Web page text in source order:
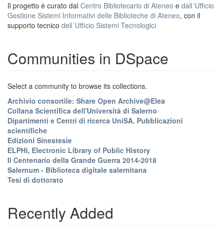
Il progetto è curato dal Centro Bibliotecario di Ateneo e dall´Ufficio
Gestione Sistemi Informativi delle Biblioteche di Ateneo, con il
supporto tecnico dell´Ufficio Sistemi Tecnologici
Communities in DSpace
Select a community to browse its collections.
Archivio consortile: Share Open Archive@Elea
Collana Scientifica dell'Università di Salerno
Dipartimenti e Centri di ricerca UniSA. Pubblicazioni
scientifiche
Edizioni Sinestesie
ELPHi, Electronic Library of Public History
Il Centenario della Grande Guerra 2014-2018
Salernum - Biblioteca digitale salernitana
Tesi di dottorato
Recently Added